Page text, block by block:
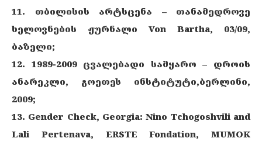
11. თბილისის არტსცენა – თანამედროვე
ხელოვნების ჟურნალი Von Bartha, 03/09,
ბაზელი;
12. 1989-2009 ცვალებადი სამყარო – დროის
ანარეკლი, გოეთეს ინსტიტუტი,ბერლინი,
2009;
13. Gender Check, Georgia: Nino Tchogoshvili and
Lali Pertenava, ERSTE Fondation, MUMOK